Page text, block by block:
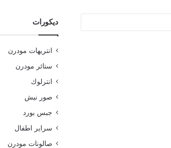
ديكورات
انتريهات مودرن
ستائر مودرن
انترلوك
صور نيش
جبس بورد
سراير اطفال
صالونات مودرن